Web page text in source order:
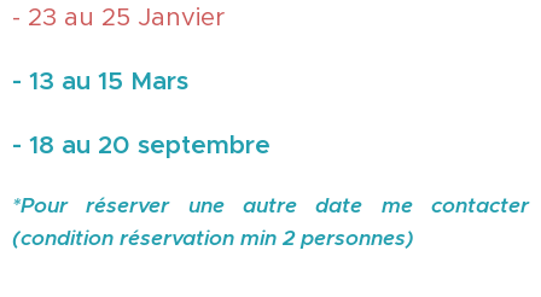
- 23 au 25 Janvier
- 13 au 15 Mars
- 18 au 20 septembre
*Pour réserver une autre date me contacter
(condition réservation min 2 personnes)